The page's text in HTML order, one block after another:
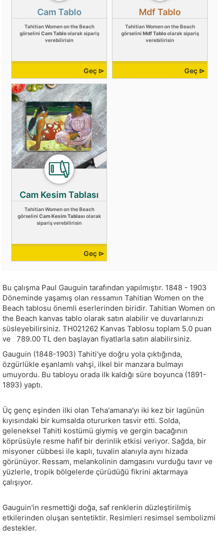
Cam Tablo
Tahitian Women on the Beach
görselini Cam Tabloolarak sipariş
verebilirisin
Geç ⊳
Mdf Tablo
Tahitian Women on the Beach
görselini Mdf Tabloolarak sipariş
verebilirisin
Geç ⊳
Cam Kesim Tablası
Tahitian Women on the Beach
görselini Cam Kesim Tablası olarak
sipariş verebilirisin
Geç ⊳
Bu çalışma Paul Gauguin tarafından yapılmıştır. 1848 - 1903
Döneminde yaşamış olan ressamın Tahitian Women on the
Beach tablosu önemli eserlerinden biridir. Tahitian Women on
the Beach kanvas tablo olarak satın alabilir ve duvarlarınızı
süsleyebilirsiniz. TH021262 Kanvas Tablosu toplam 5.0 puan
ve
789.00 TL den başlayan fiyatlarla satın alabilirsiniz.
Gauguin (1848-1903) Tahiti'ye doğru yola çıktığında,
özgürlükle eşanlamlı vahşi, ilkel bir manzara bulmayı
umuyordu. Bu tabloyu orada ilk kaldığı süre boyunca (1891-
1893) yaptı.
Üç genç eşinden ilki olan Teha'amana'yı iki kez bir lagünün
kıyısındaki bir kumsalda otururken tasvir etti. Solda,
geleneksel Tahiti kostümü giymiş ve gergin bacağının
köprüsüyle resme hafif bir derinlik etkisi veriyor. Sağda, bir
misyoner cübbesi ile kaplı, tuvalin alanıyla aynı hizada
görünüyor. Ressam, melankolinin damgasını vurduğu tavır ve
yüzlerle, tropik bölgelerde çürüdüğü fikrini aktarmaya
çalışıyor.
Gauguin'in resmettiği doğa, saf renklerin düzleştirilmiş
etkilerinden oluşan sentetiktir. Resimleri resimsel sembolizmi
destekler.